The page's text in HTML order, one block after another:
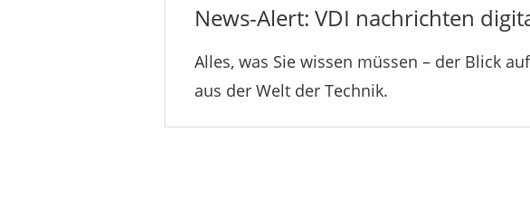
News-Alert: VDI nachrichten
Alles, was Sie wissen müssen – der Blick
aus der Welt der Technik.